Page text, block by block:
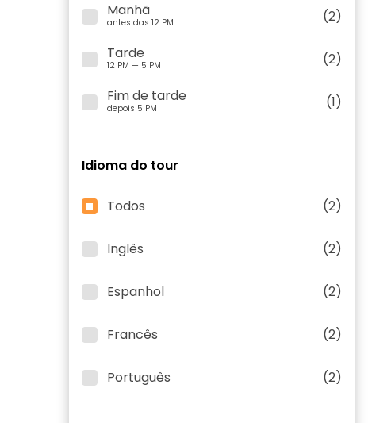
Manhã
antes das 12 PM
(2)
Tarde
12 PM — 5 PM
(2)
Fim de tarde
depois 5 PM (1)
Idioma do tour
Todos (2)
Inglês (2)
Espanhol (2)
Francês (2)
Português (2)